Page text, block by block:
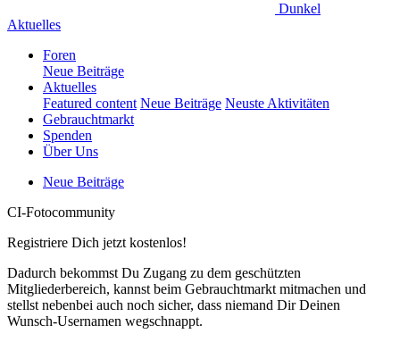
Dunkel
Aktuelles
Foren
Neue Beiträge
Aktuelles
Featured content Neue Beiträge Neuste Aktivitäten
Gebrauchtmarkt
Spenden
Über Uns
Neue Beiträge
CI-Fotocommunity
Registriere Dich jetzt kostenlos!
Dadurch bekommst Du Zugang zu dem geschützten
Mitgliederbereich, kannst beim Gebrauchtmarkt mitmachen und
stellst nebenbei auch noch sicher, dass niemand Dir Deinen
Wunsch-Usernamen wegschnappt.